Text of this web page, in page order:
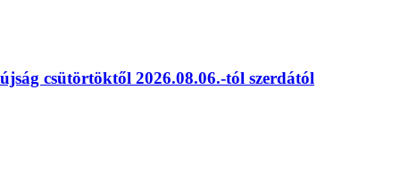
csütörtöktől 2026.08.06.-tól szerdától